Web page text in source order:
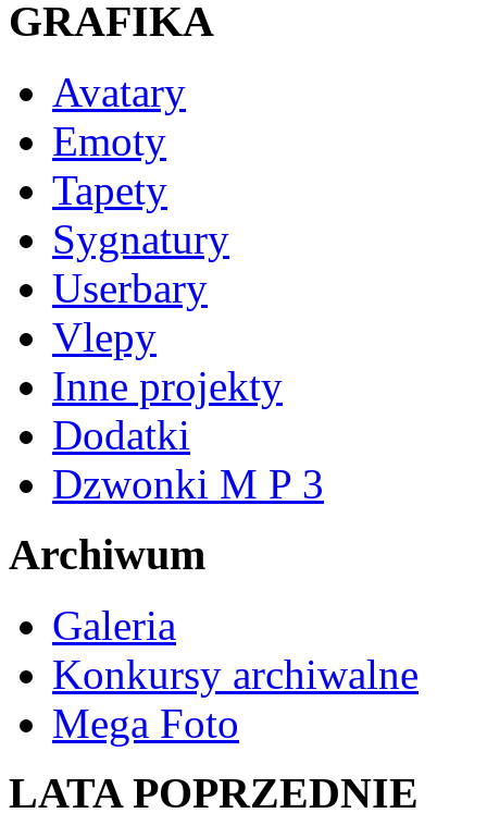
GRAFIKA
Avatary
Emoty
Tapety
Sygnatury
Userbary
Vlepy
Inne projekty
Dodatki
Dzwonki M P 3
Archiwum
Galeria
Konkursy archiwalne
Mega Foto
LATA POPRZEDNIE